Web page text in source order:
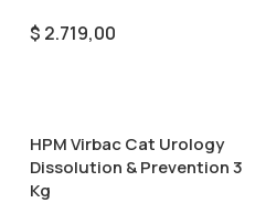
$ 2.719,00
HPM Virbac Cat Urology
Dissolution & Prevention 3
Kg